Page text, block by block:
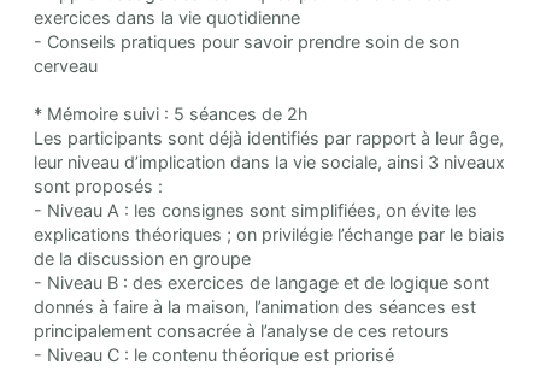
exercices dans la vie quotidienne
- Conseils pratiques pour savoir prendre soin de son
cerveau
* Mémoire suivi : 5 séances de 2h
Les participants sont déjà identifiés par rapport à leur âge,
leur niveau d’implication dans la vie sociale, ainsi 3 niveaux
sont proposés :
- Niveau A : les consignes sont simplifiées, on évite les
explications théoriques ; on privilégie l’échange par le biais
de la discussion en groupe
- Niveau B : des exercices de langage et de logique sont
donnés à faire à la maison, l’animation des séances est
principalement consacrée à l’analyse de ces retours
- Niveau C : le contenu théorique est priorisé